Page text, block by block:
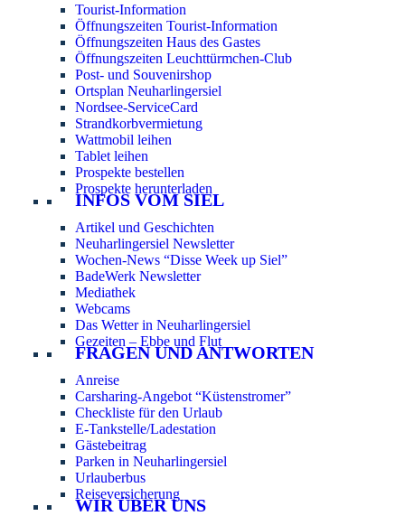
Tourist-Information
Öffnungszeiten Tourist-Information
Öffnungszeiten Haus des Gastes
Öffnungszeiten Leuchttürmchen-Club
Post- und Souvenirshop
Ortsplan Neuharlingersiel
Nordsee-ServiceCard
Strandkorbvermietung
Wattmobil leihen
Tablet leihen
Prospekte bestellen
Prospekte herunterladen
INFOS VOM SIEL
Artikel und Geschichten
Neuharlingersiel Newsletter
Wochen-News “Disse Week up Siel”
BadeWerk Newsletter
Mediathek
Webcams
Das Wetter in Neuharlingersiel
Gezeiten – Ebbe und Flut
FRAGEN UND ANTWORTEN
Anreise
Carsharing-Angebot “Küstenstromer”
Checkliste für den Urlaub
E-Tankstelle/Ladestation
Gästebeitrag
Parken in Neuharlingersiel
Urlauberbus
Reiseversicherung
WIR ÜBER UNS